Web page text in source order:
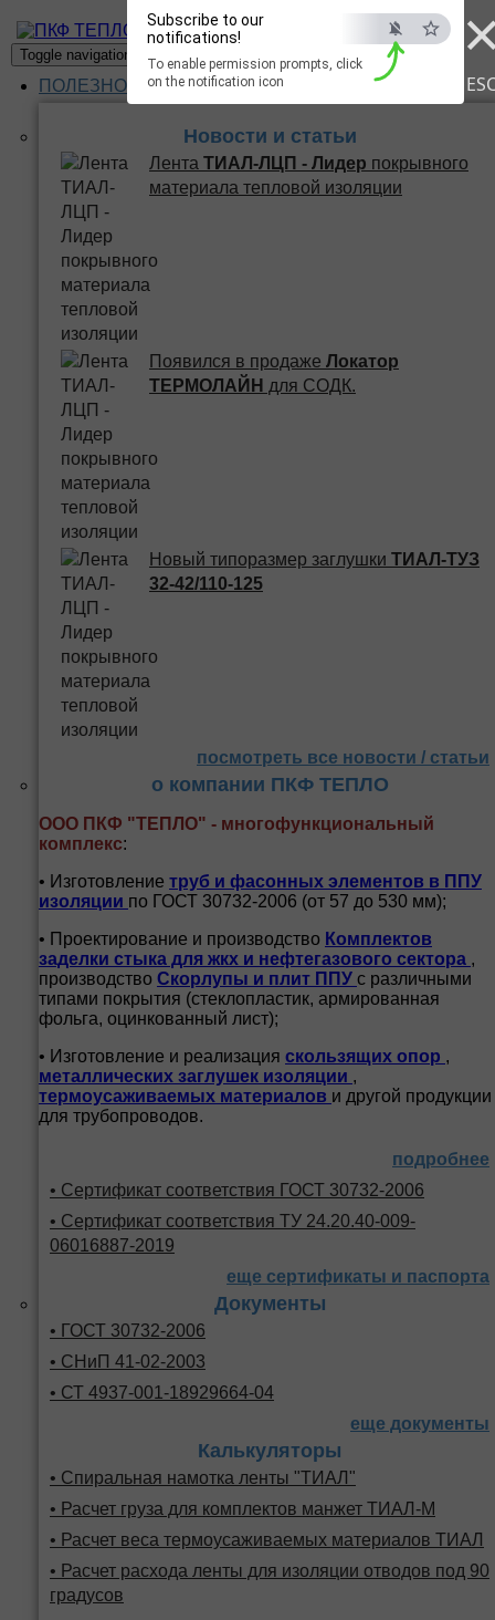
Subscribe to our
notifications!
To enable permission prompts, click
on the notification icon
ПКФ ТЕПЛО
Toggle navigation
ПОЛЕЗНОЕ
Новости и статьи
Лента ТИАЛ-ЛЦП - Лидер покрывного
материала тепловой изоляции
Появился в продаже Локатор
ТЕРМОЛАЙН для СОДК.
Новый типоразмер заглушки ТИАЛ-ТУЗ
32-42/110-125
посмотреть все новости / статьи
о компании ПКФ ТЕПЛО
ООО ПКФ "ТЕПЛО" - многофункциональный
комплекс:
• Изготовление труб и фасонных элементов в ППУ
изоляции по ГОСТ 30732-2006 (от 57 до 530 мм);
• Проектирование и производство Комплектов
заделки стыка для жкх и нефтегазового сектора ,
производство Скорлупы и плит ППУ с различными
типами покрытия (стеклопластик, армированная
фольга, оцинкованный лист);
• Изготовление и реализация скользящих опор ,
металлических заглушек изоляции ,
термоусаживаемых материалов и другой продукции
для трубопроводов.
подробнее
• Сертификат соответствия ГОСТ 30732-2006
• Сертификат соответствия ТУ 24.20.40-009-
06016887-2019
еще сертификаты и паспорта
Документы
• ГОСТ 30732-2006
• СНиП 41-02-2003
• СТ 4937-001-18929664-04
еще документы
Калькуляторы
• Спиральная намотка ленты "ТИАЛ"
• Расчет груза для комплектов манжет ТИАЛ-М
• Расчет веса термоусаживаемых материалов ТИАЛ
• Расчет расхода ленты для изоляции отводов под 90
градусов